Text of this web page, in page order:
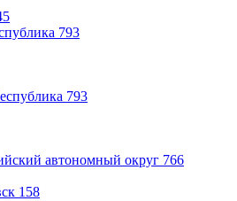
793
793
автономный округ 766
158